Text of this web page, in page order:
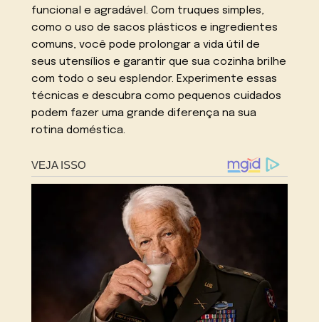
funcional e agradável. Com truques simples,
como o uso de sacos plásticos e ingredientes
comuns, você pode prolongar a vida útil de
seus utensílios e garantir que sua cozinha brilhe
com todo o seu esplendor. Experimente essas
técnicas e descubra como pequenos cuidados
podem fazer uma grande diferença na sua
rotina doméstica.